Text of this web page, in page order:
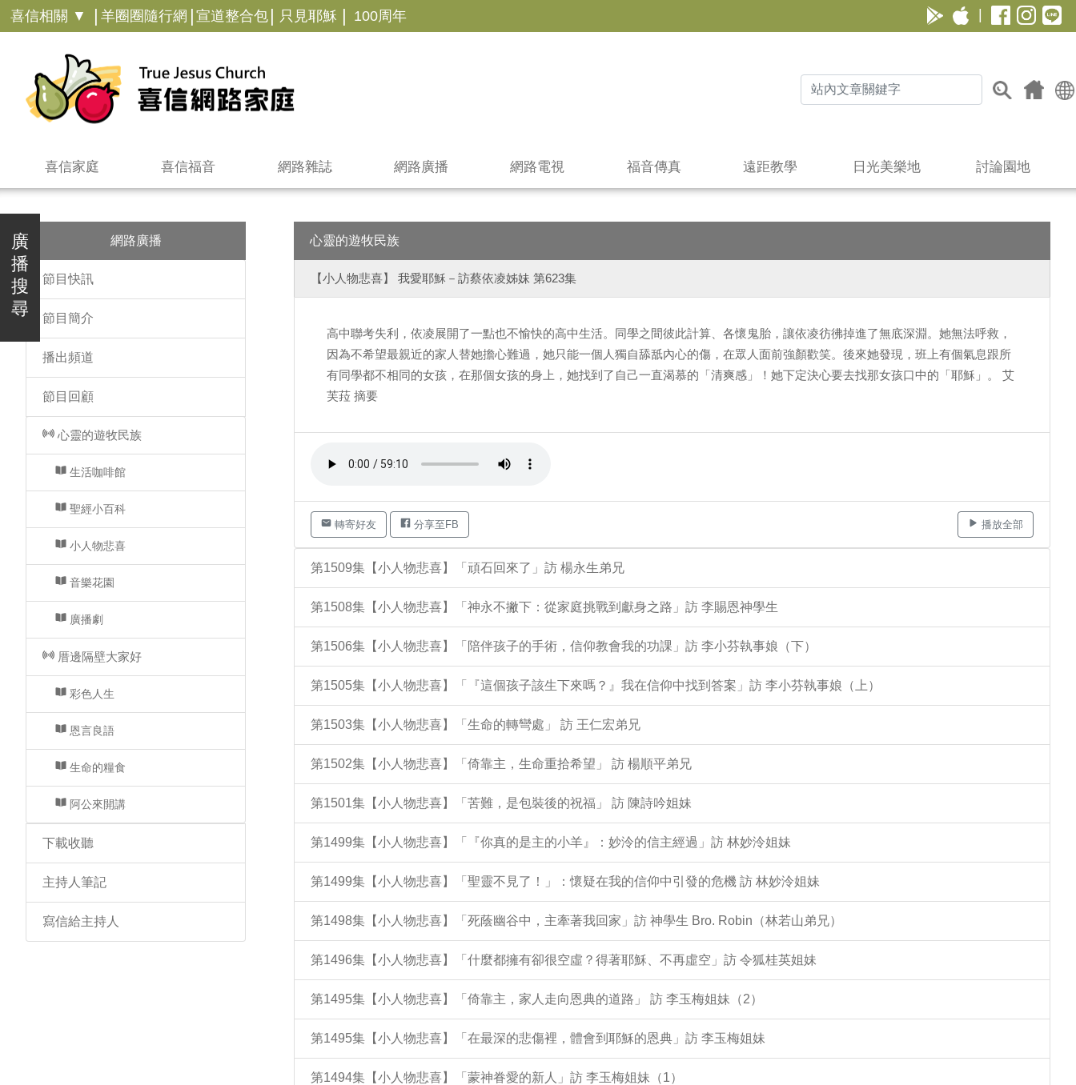
喜信相關 ▼ | 羊圈圈隨行網 | 宣道整合包 | 只見耶穌 | 100周年
喜信家庭 喜信福音 網路雜誌 網路廣播 網路電視 福音傳真 遠距教學 日光美樂地 討論園地
廣
播
搜
尋
網路廣播
節目快訊
節目簡介
播出頻道
節目回顧
心靈的遊牧民族
生活咖啡館
聖經小百科
小人物悲喜
音樂花園
廣播劇
厝邊隔壁大家好
彩色人生
恩言良語
生命的糧食
阿公來開講
下載收聽
主持人筆記
寫信給主持人
心靈的遊牧民族
【小人物悲喜】 我愛耶穌－訪蔡依凌姊妹 第623集
高中聯考失利，依凌展開了一點也不愉快的高中生活。同學之間彼此計算、各懷鬼胎，讓依凌彷彿掉進了無底深淵。她無法呼救，
因為不希望最親近的家人替她擔心難過，她只能一個人獨自舔舐內心的傷，在眾人面前強顏歡笑。後來她發現，班上有個氣息跟所
有同學都不相同的女孩，在那個女孩的身上，她找到了自己一直渴慕的「清爽感」！她下定決心要去找那女孩口中的「耶穌」。 艾
芙菈 摘要
轉寄好友 分享至FB 播放全部
第1509集【小人物悲喜】「頑石回來了」訪 楊永生弟兄
第1508集【小人物悲喜】「神永不撇下：從家庭挑戰到獻身之路」訪 李賜恩神學生
第1506集【小人物悲喜】「陪伴孩子的手術，信仰教會我的功課」訪 李小芬執事娘（下）
第1505集【小人物悲喜】「『這個孩子該生下來嗎？』我在信仰中找到答案」訪 李小芬執事娘（上）
第1503集【小人物悲喜】「生命的轉彎處」 訪 王仁宏弟兄
第1502集【小人物悲喜】「倚靠主，生命重拾希望」 訪 楊順平弟兄
第1501集【小人物悲喜】「苦難，是包裝後的祝福」 訪 陳詩吟姐妹
第1499集【小人物悲喜】「『你真的是主的小羊』：妙泠的信主經過」訪 林妙泠姐妹
第1499集【小人物悲喜】「聖靈不見了！」：懷疑在我的信仰中引發的危機 訪 林妙泠姐妹
第1498集【小人物悲喜】「死蔭幽谷中，主牽著我回家」訪 神學生 Bro. Robin（林若山弟兄）
第1496集【小人物悲喜】「什麼都擁有卻很空虛？得著耶穌、不再虛空」訪 令狐桂英姐妹
第1495集【小人物悲喜】「倚靠主，家人走向恩典的道路」 訪 李玉梅姐妹（2）
第1495集【小人物悲喜】「在最深的悲傷裡，體會到耶穌的恩典」訪 李玉梅姐妹
第1494集【小人物悲喜】「蒙神眷愛的新人」訪 李玉梅姐妹（1）